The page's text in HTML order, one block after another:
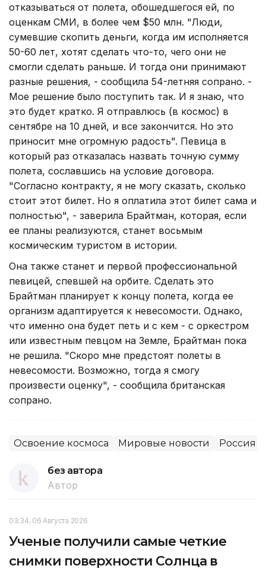
отказываться от полета, обошедшегося ей, по
оценкам СМИ, в более чем $50 млн. "Люди,
сумевшие скопить деньги, когда им исполняется
50-60 лет, хотят сделать что-то, чего они не
смогли сделать раньше. И тогда они принимают
разные решения, - сообщила 54-летняя сопрано. -
Мое решение было поступить так. И я знаю, что
это будет кратко. Я отправлюсь (в космос) в
сентябре на 10 дней, и все закончится. Но это
приносит мне огромную радость". Певица в
который раз отказалась назвать точную сумму
полета, сославшись на условие договора.
"Согласно контракту, я не могу сказать, сколько
стоит этот билет. Но я оплатила этот билет сама и
полностью", - заверила Брайтман, которая, если
ее планы реализуются, станет восьмым
космическим туристом в истории.
Она также станет и первой профессиональной
певицей, спевшей на орбите. Сделать это
Брайтман планирует к концу полета, когда ее
организм адаптируется к невесомости. Однако,
что именно она будет петь и с кем - с оркестром
или известным певцом на Земле, Брайтман пока
не решила. "Скоро мне предстоят полеты в
невесомости. Возможно, тогда я смогу
произвести оценку", - сообщила британская
сопрано.
Освоение космоса Мировые новости Россия
без автора
Автор
03:34, 06 Августа 2026
Ученые получили самые четкие
снимки поверхности Солнца в